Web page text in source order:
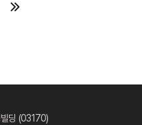
딩 (03170)